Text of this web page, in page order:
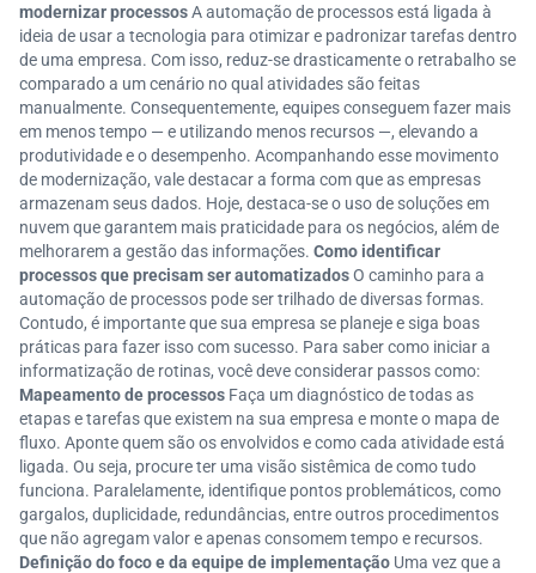
modernizar processosA automação de processos está ligada à
ideia de usar a tecnologia para otimizar e padronizar tarefas dentro
de uma empresa. Com isso, reduz-se drasticamente o retrabalho se
comparado a um cenário no qual atividades são feitas
manualmente. Consequentemente, equipes conseguem fazer mais
em menos tempo — e utilizando menos recursos —, elevando a
produtividade e o desempenho. Acompanhando esse movimento
de modernização, vale destacar a forma com que as empresas
armazenam seus dados. Hoje, destaca-se o uso de soluções em
nuvem que garantem mais praticidade para os negócios, além de
melhorarem a gestão das informações. Como identificar
processos que precisam ser automatizadosO caminho para a
automação de processos pode ser trilhado de diversas formas.
Contudo, é importante que sua empresa se planeje e siga boas
práticas para fazer isso com sucesso. Para saber como iniciar a
informatização de rotinas, você deve considerar passos como:
Mapeamento de processos Faça um diagnóstico de todas as
etapas e tarefas que existem na sua empresa e monte o mapa de
fluxo. Aponte quem são os envolvidos e como cada atividade está
ligada. Ou seja, procure ter uma visão sistêmica de como tudo
funciona. Paralelamente, identifique pontos problemáticos, como
gargalos, duplicidade, redundâncias, entre outros procedimentos
que não agregam valor e apenas consomem tempo e recursos.
Definição do foco e da equipe de implementação Uma vez que a